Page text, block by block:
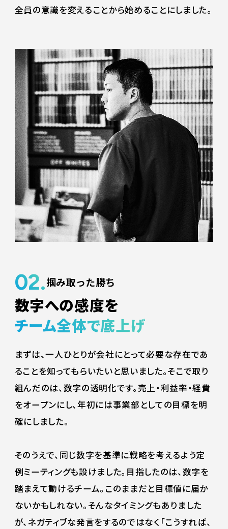
全員の意識を変えることから始めることにしました。
02.掴み取った勝ち
数字への感度を
チーム全体で底上げ
まずは、一人ひとりが会社にとって必要な存在であ
ることを知ってもらいたいと思いました。そこで取り
組んだのは、数字の透明化です。売上・利益率・経費
をオープンにし、年初には事業部としての目標を明
確にしました。
そのうえで、同じ数字を基準に戦略を考えるよう定
例ミーティングも設けました。目指したのは、数字を
踏まえて動けるチーム。このままだと目標値に届か
ないかもしれない。そんなタイミングもありました
が、ネガティブな発言をするのではなく「こうすれば、